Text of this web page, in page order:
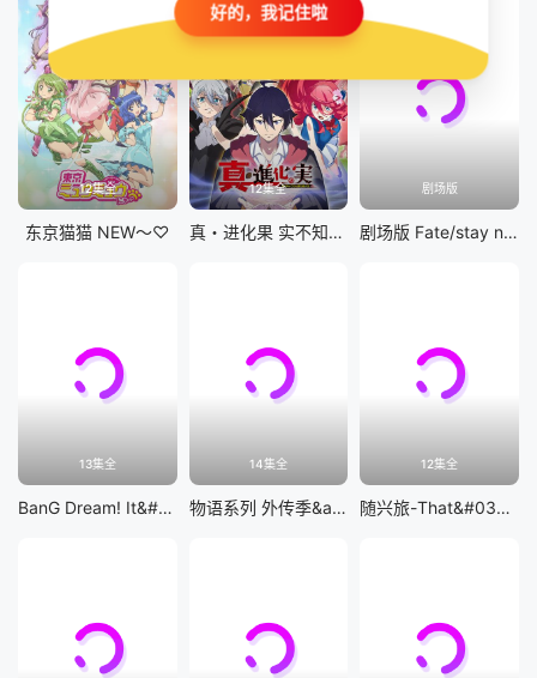
12集全
东京猫猫 NEW～♡
12集全
真・进化果 实不知不觉踏上胜利的人生
剧场版
剧场版 Fate/stay night [Heaven&#039;s Feel] III.spring song
13集全
BanG Dream! It&#039;s MyGO!!!!!
14集全
物语系列 外传季&amp;怪物季
12集全
随兴旅-That&#039;s Journey-
好的，我记住啦